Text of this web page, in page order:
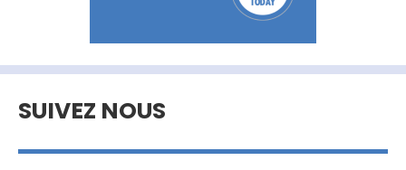
SUIVEZ NOUS